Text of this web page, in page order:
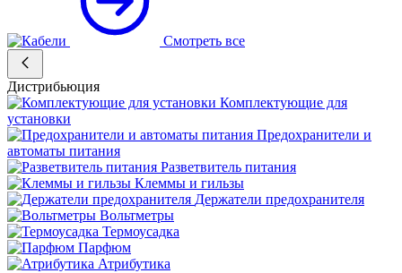
Смотреть все
Дистрибьюция
Комплектующие для
установки
Предохранители и
автоматы питания
Разветвитель питания
Клеммы и гильзы
Держатели предохранителя
Вольтметры
Термоусадка
Парфюм
Атрибутика